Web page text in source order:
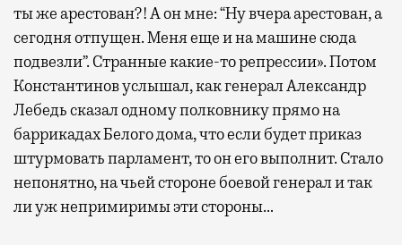
ты же арестован?! А он мне: “Ну вчера арестован, а
сегодня отпущен. Меня еще и на машине сюда
подвезли”. Странные какие-то репрессии». Потом
Константинов услышал, как генерал Александр
Лебедь сказал одному полковнику прямо на
баррикадах Белого дома, что если будет приказ
штурмовать парламент, то он его выполнит. Стало
непонятно, на чьей стороне боевой генерал и так
ли уж непримиримы эти стороны…